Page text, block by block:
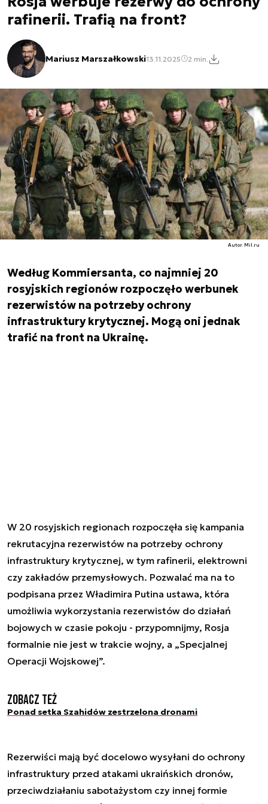
rafinerii. Trafią na front?
Mariusz Marszałkowski13.11.2025 2 min.
Autor. Mil.ru
Według Kommiersanta, co najmniej 20
rosyjskich regionów rozpoczęło werbunek
rezerwistów na potrzeby ochrony
infrastruktury krytycznej. Mogą oni jednak
trafić na front na Ukrainę.
W 20 rosyjskich regionach rozpoczęła się kampania
rekrutacyjna rezerwistów na potrzeby ochrony
infrastruktury krytycznej, w tym rafinerii, elektrowni
czy zakładów przemysłowych. Pozwalać ma na to
podpisana przez Władimira Putina ustawa, która
umożliwia wykorzystania rezerwistów do działań
bojowych w czasie pokoju - przypomnijmy, Rosja
formalnie nie jest w trakcie wojny, a „Specjalnej
Operacji Wojskowej”.
Zobacz też
Ponad setka Szahidów zestrzelona dronami
Rezerwiści mają być docelowo wysyłani do ochrony
infrastruktury przed atakami ukraińskich dronów,
przeciwdziałaniu sabotażystom czy innej formie